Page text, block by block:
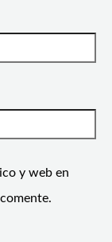
y web en